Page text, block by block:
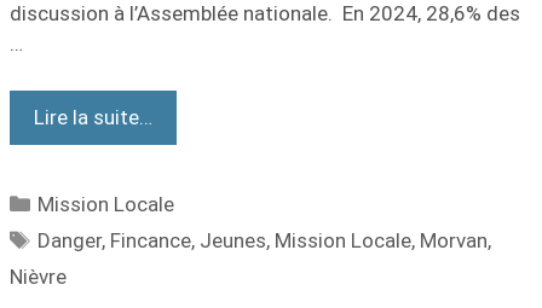
discussion à l’Assemblée nationale. En 2024, 28,6% des
…
Lire la suite…
Mission Locale
Danger, Fincance, Jeunes, Mission Locale, Morvan,
Nièvre